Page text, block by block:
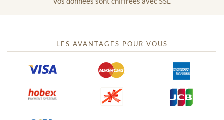
LES AVANTAGES POUR VOUS